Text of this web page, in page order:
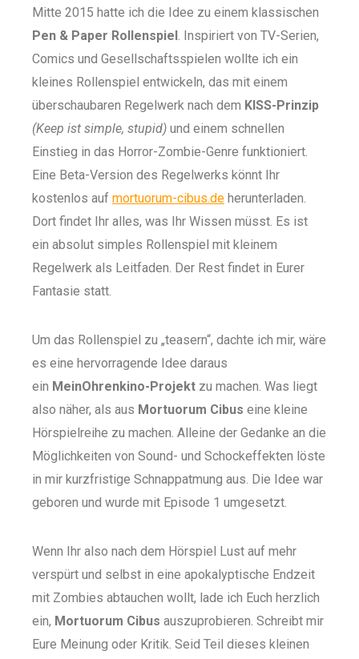
Mitte 2015 hatte ich die Idee zu einem klassischen
Pen & Paper Rollenspiel. Inspiriert von TV-Serien,
Comics und Gesellschaftsspielen wollte ich ein
kleines Rollenspiel entwickeln, das mit einem
überschaubaren Regelwerk nach dem KISS-Prinzip
(Keep ist simple, stupid) und einem schnellen
Einstieg in das Horror-Zombie-Genre funktioniert.
Eine Beta-Version des Regelwerks könnt Ihr
kostenlos auf mortuorum-cibus.de herunterladen.
Dort findet Ihr alles, was Ihr Wissen müsst. Es ist
ein absolut simples Rollenspiel mit kleinem
Regelwerk als Leitfaden. Der Rest findet in Eurer
Fantasie statt.
Um das Rollenspiel zu „teasern“, dachte ich mir, wäre
es eine hervorragende Idee daraus
ein MeinOhrenkino-Projekt zu machen. Was liegt
also näher, als aus Mortuorum Cibus eine kleine
Hörspielreihe zu machen. Alleine der Gedanke an die
Möglichkeiten von Sound- und Schockeffekten löste
in mir kurzfristige Schnappatmung aus. Die Idee war
geboren und wurde mit Episode 1 umgesetzt.
Wenn Ihr also nach dem Hörspiel Lust auf mehr
verspürt und selbst in eine apokalyptische Endzeit
mit Zombies abtauchen wollt, lade ich Euch herzlich
ein, Mortuorum Cibus auszuprobieren. Schreibt mir
Eure Meinung oder Kritik. Seid Teil dieses kleinen